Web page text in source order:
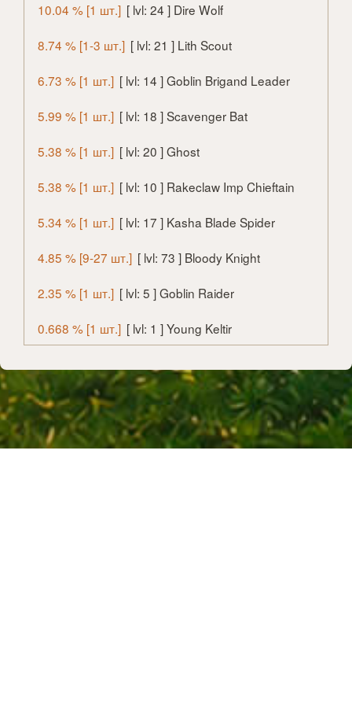
10.04 % [1 шт.] [ lvl: 24 ] Dire Wolf
8.74 % [1-3 шт.] [ lvl: 21 ] Lith Scout
6.73 % [1 шт.] [ lvl: 14 ] Goblin Brigand Leader
5.99 % [1 шт.] [ lvl: 18 ] Scavenger Bat
5.38 % [1 шт.] [ lvl: 20 ] Ghost
5.38 % [1 шт.] [ lvl: 10 ] Rakeclaw Imp Chieftain
5.34 % [1 шт.] [ lvl: 17 ] Kasha Blade Spider
4.85 % [9-27 шт.] [ lvl: 73 ] Bloody Knight
2.35 % [1 шт.] [ lvl: 5 ] Goblin Raider
0.668 % [1 шт.] [ lvl: 1 ] Young Keltir